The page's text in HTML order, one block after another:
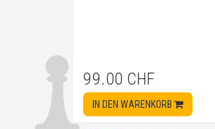
99.00 CHF
IN DEN WARENKORB